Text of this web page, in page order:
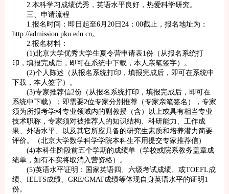
2.本科学习成绩优秀，英语水平良好，热爱科学研究。
三、申请流程
1.报名时间：即日起至6月20日24：00截止，报名地址为：
http://admission.pku.edu.cn。
2.报名材料：
(1)北京大学优秀大学生夏令营申请表1份（从报名系统打
印，填报完成后，即可在系统中下载，本人亲笔签字）。
(2)个人陈述（从报名系统打印，填报完成后，即可在系统中
下载，本人签字）。
(3)专家推荐信2份（从报名系统打印，填报完成后，即可在
系统中下载）；即需要2位专家分别推荐（专家亲笔签名），专家
须为所报考学科专业领域内的副教授（含）以上或具有相当专业
技术职称，专家须对被推荐人的知识结构、科研能力、工作成
果、外语水平、以及其它所应具备的研究生素质和培养潜力简要
评价。（北京大学数学科学学院本科生不用提交专家推荐信）
(4)本科生阶段前五个学期的成绩单（学校或院系教务盖章成
绩单，如有不实将取消入营资格）。
(5)英语水平证明：国家英语四、六级考试成绩、或TOEFL成
绩、IELTS成绩、GRE/GMAT成绩等体现自身英语水平的证明1
份。